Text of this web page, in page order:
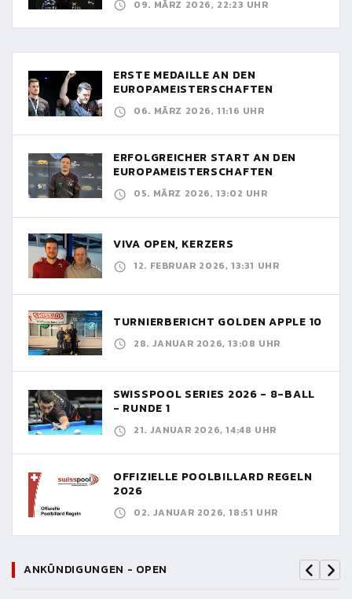
09. MÄRZ 2026, 22:23 UHR
ERSTE MEDAILLE AN DEN
EUROPAMEISTERSCHAFTEN
06. MÄRZ 2026, 11:16 UHR
ERFOLGREICHER START AN DEN
EUROPAMEISTERSCHAFTEN
05. MÄRZ 2026, 13:02 UHR
VIVA OPEN, KERZERS
12. FEBRUAR 2026, 13:31 UHR
TURNIERBERICHT GOLDEN APPLE 10
28. JANUAR 2026, 13:08 UHR
SWISSPOOL SERIES 2026 - 8-BALL
- RUNDE 1
21. JANUAR 2026, 14:48 UHR
OFFIZIELLE POOLBILLARD REGELN
2026
02. JANUAR 2026, 18:51 UHR
ANKÜNDIGUNGEN - OPEN